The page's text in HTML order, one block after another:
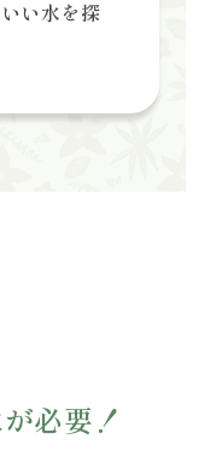
い水を探
必要！